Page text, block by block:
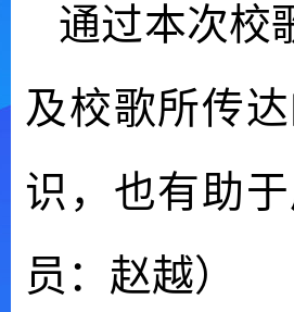
通过本次校
及校歌所传
识，也有助
员：赵越）